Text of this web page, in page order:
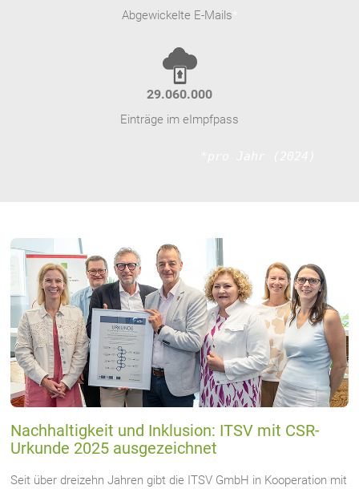
Abgewickelte E-Mails
30.860.000
Einträge im eImpfpass
Nachhaltigkeit und Inklusion: ITSV mit CSR-
Urkunde 2025 ausgezeichnet
Seit über dreizehn Jahren gibt die ITSV GmbH in Kooperation mit